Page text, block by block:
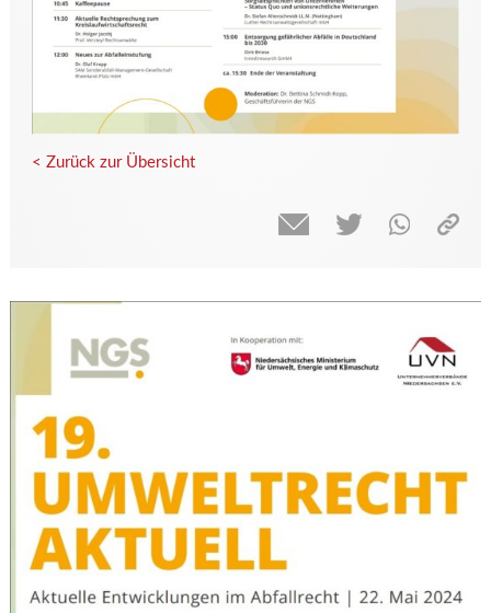
< Zurück zur Übersicht